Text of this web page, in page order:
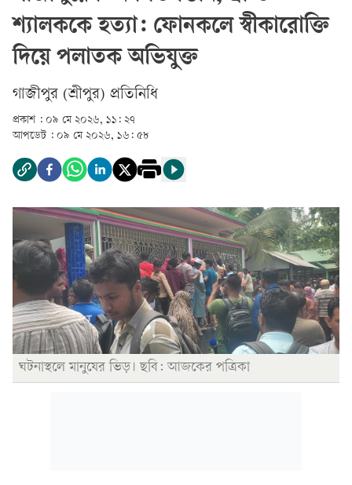
শ্যালককে হত্যা: ফোনকলে স্বীকারোক্তি
দিয়ে পলাতক অভিযুক্ত
গাজীপুর (শ্রীপুর) প্রতিনিধি
প্রকাশ : ০৯ মে ২০২৬, ১১: ২৭
আপডেট : ০৯ মে ২০২৬, ১৬: ৫৮
ঘটনাস্থলে মানুষের ভিড়। ছবি: আজকের পত্রিকা